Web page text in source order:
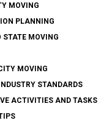
MOVING
PLANNING
STATE MOVING
MOVING
STANDARDS
ACTIVITIES AND TASKS